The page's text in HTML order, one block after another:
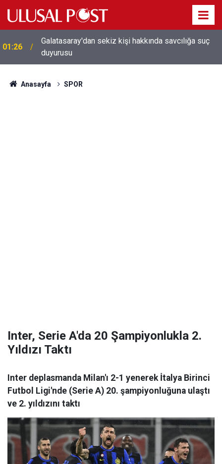
01:26
Galatasaray'dan sekiz kişi hakkında savcılığa suç
duyurusu
Anasayfa SPOR
Inter, Serie A'da 20 Şampiyonlukla 2.
Yıldızı Taktı
Inter deplasmanda Milan'ı 2-1 yenerek İtalya Birinci
Futbol Ligi'nde (Serie A) 20. şampiyonluğuna ulaştı
ve 2. yıldızını taktı